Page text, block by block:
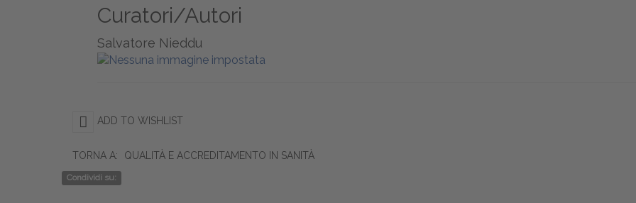
Curatori/Autori
Salvatore Nieddu
ADD TO WISHLIST
TORNA A: QUALITÀ E ACCREDITAMENTO IN SANITÀ
Condividi su: